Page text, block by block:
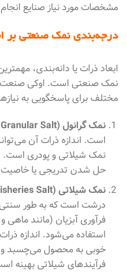
مشخصات مورد نیاز صنایع
درجه‌بندی نمک صنعتی بر
ابعاد ذرات یا دانه‌بندی،
نمک صنعتی است. اوکی صنعت
مختلف برای پاسخگویی به
نمک گرانول (Granular Salt):
است. اندازه ذرات آن
نمک شیلاتی و پودری است.
حل شدن تدریجی یا خاصیت
نمک شیلاتی (Fisheries Salt):
درشت است که به طور سنتی
فرآوری آبزیان (مانند
استفاده می‌شود. اندازه
خوبی به محصول می‌چسبد
فرآیندهای شیلاتی بهینه